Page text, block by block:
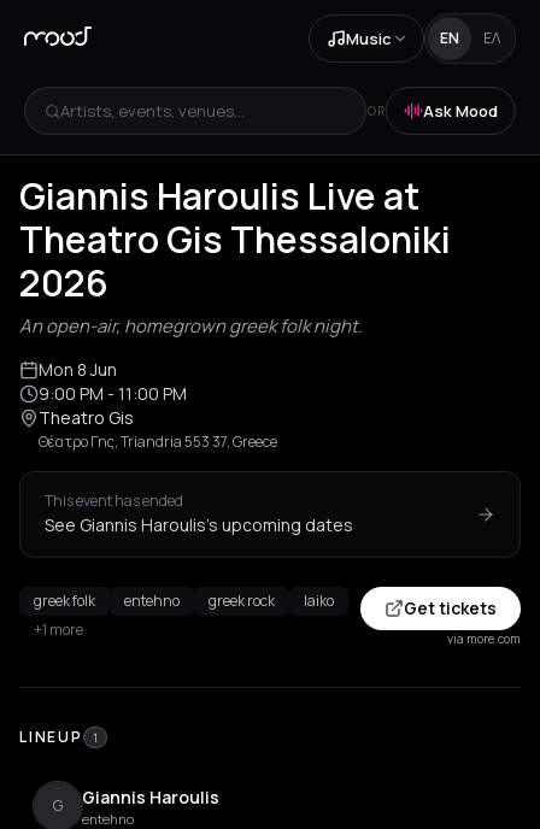
Music EN ΕΛ
Artists, events, venues... OR Ask Mood
Giannis Haroulis Live at
Theatro Gis Thessaloniki
2026
An open-air, homegrown greek folk night.
Mon 8 Jun
9:00 PM - 11:00 PM
Theatro Gis
Θέατρο Γης, Triandria 553 37, Greece
This event has ended
See Giannis Haroulis's upcoming dates
greek folk entehno greek rock
laiko
+1 more
Get tickets
via more.com
LINEUP 1
G Giannis Haroulis
entehno